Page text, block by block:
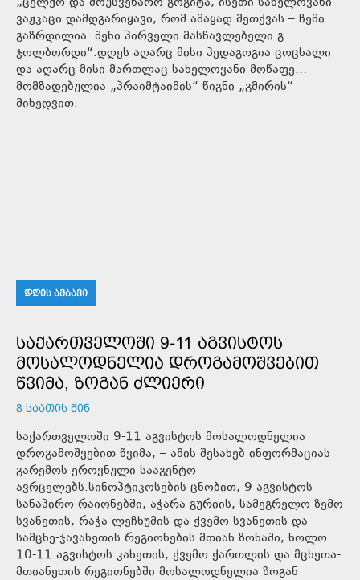
ვაჟკაცი დამდგარიყავი, რომ ამაყად მეთქვას – ჩემი
გაზრდილია. შენი პირველი მასწავლებელი გ.
ჯოლბორდი“.დღეს აღარც მისი პედაგოგია ცოცხალი
და აღარც მისი მართლაც სახელოვანი მოწაფე…
მომზადებულია „პრაიმტაიმის“ წიგნი „გმირის“
მიხედვით.
ᲓᲦᲘᲡ ᲐᲛᲑᲐᲕᲘ
ᲡᲐᲥᲐᲠᲗᲕᲔᲚᲝᲨᲘ 9-11 ᲐᲒᲕᲘᲡᲢᲝᲡ
ᲛᲝᲡᲐᲚᲝᲓᲜᲔᲚᲘᲐ ᲓᲠᲝᲒᲐᲛᲝᲨᲕᲔᲑᲘᲗ
ᲬᲕᲘᲛᲐ, ᲖᲝᲒᲐᲜ ᲫᲚᲘᲔᲠᲘ
8 ᲡᲐᲐᲗᲘᲡ ᲬᲘᲜ
საქართველოში 9-11 აგვისტოს მოსალოდნელია
დროგამოშვებით წვიმა, – ამის შესახებ ინფორმაციას
გარემოს ეროვნული სააგენტო
ავრცელებს.სინოპტიკოსების ცნობით, 9 აგვისტოს
სანაპირო რაიონებში, აჭარა-გურიის, სამეგრელო-ზემო
სვანეთის, რაჭა-ლეჩხუმის და ქვემო სვანეთის და
სამცხე-ჯავახეთის რეგიონების მთიან ზონაში, ხოლო
10-11 აგვისტოს კახეთის, ქვემო ქართლის და მცხეთა-
მთიანეთის რეგიონებში მოსალოდნელია ზოგან